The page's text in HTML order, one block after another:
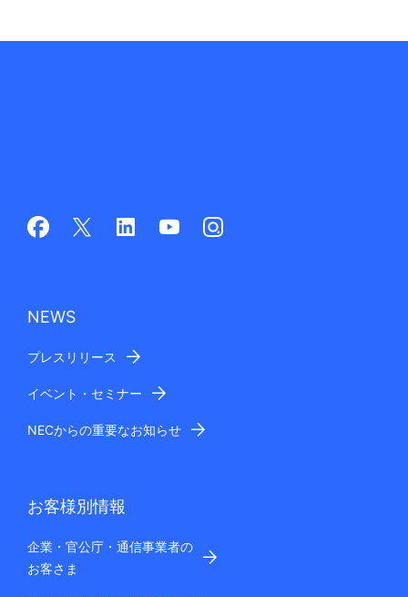
NEWS
プレスリリース
イベント・セミナー
NECからの重要なお知らせ
お客様別情報
企業・官公庁・通信事業者の
お客さま